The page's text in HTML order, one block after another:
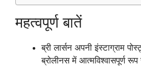
महत्वपूर्ण बातें
ब्री लार्सन अपनी इंस्टाग्राम
ब्राेलीनस में आत्मविश्वासपूर्ण